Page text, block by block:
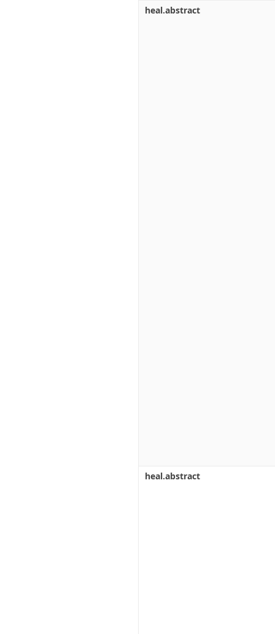
heal.abstract
heal.abstract